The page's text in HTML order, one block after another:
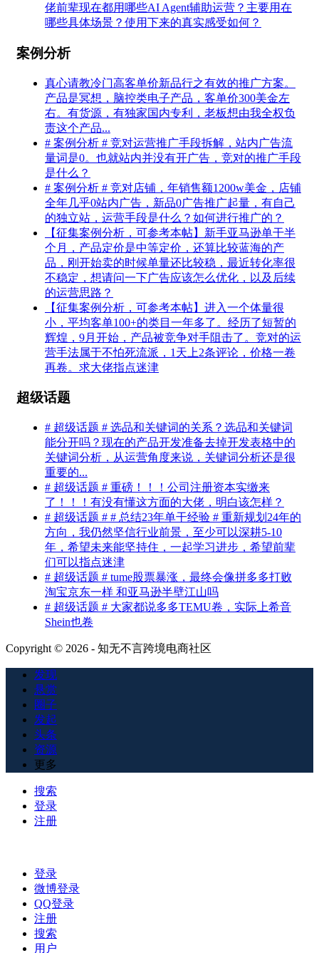
佬前辈现在都用哪些AI Agent辅助运营？主要用在
哪些具体场景？使用下来的真实感受如何？
案例分析
真心请教冷门高客单价新品行之有效的推广方案。
产品是冥想，脑控类电子产品，客单价300美金左
右。有货源，有独家国内专利，老板想由我全权负
责这个产品...
# 案例分析 # 竞对运营推广手段拆解，站内广告流
量词是0。也就站内并没有开广告，竞对的推广手段
是什么？
# 案例分析 # 竞对店铺，年销售额1200w美金，店铺
全年几乎0站内广告，新品0广告推广起量，有自己
的独立站，运营手段是什么？如何进行推广的？
【征集案例分析，可参考本帖】新手亚马逊单干半
个月，产品定价是中等定价，还算比较蓝海的产
品，刚开始卖的时候单量还比较稳，最近转化率很
不稳定，想请问一下广告应该怎么优化，以及后续
的运营思路？
【征集案例分析，可参考本帖】进入一个体量很
小，平均客单100+的类目一年多了。经历了短暂的
辉煌，9月开始，产品被竞争对手阻击了。竞对的运
营手法属于不怕死流派，1天上2条评论，价格一卷
再卷。求大佬指点迷津
超级话题
# 超级话题 # 选品和关键词的关系？选品和关键词
能分开吗？现在的产品开发准备去掉开发表格中的
关键词分析，从运营角度来说，关键词分析还是很
重要的...
# 超级话题 # 重磅！！！公司注册资本实缴来
了！！！有没有懂这方面的大佬，明白该怎样？
# 超级话题 # # 总结23年单干经验 # 重新规划24年的
方向，我仍然坚信行业前景，至少可以深耕5-10
年，希望未来能坚持住，一起学习进步，希望前辈
们可以指点迷津
# 超级话题 # tume股票暴涨，最终会像拼多多打败
淘宝京东一样 和亚马逊半壁江山吗
# 超级话题 # 大家都说多多TEMU卷，实际上希音
Shein也卷
Copyright © 2026 - 知无不言跨境电商社区
发现
悬赏
圈子
发起
头条
资源
更多
搜索
登录
注册
登录
微博登录
QQ登录
注册
搜索
用户